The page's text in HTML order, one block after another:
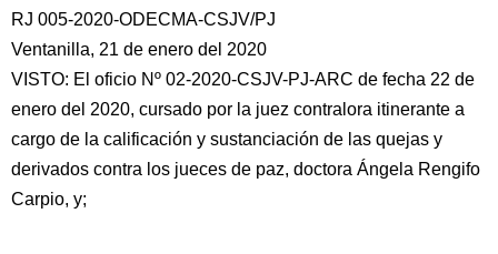
RJ 005-2020-ODECMA-CSJV/PJ
Ventanilla, 21 de enero del 2020
VISTO: El oficio Nº 02-2020-CSJV-PJ-ARC de fecha 22 de
enero del 2020, cursado por la juez contralora itinerante a
cargo de la calificación y sustanciación de las quejas y
derivados contra los jueces de paz, doctora Ángela Rengifo
Carpio, y;